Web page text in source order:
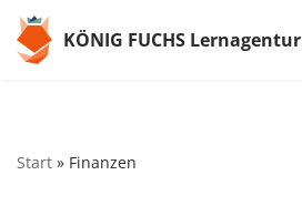
Zum
KÖNIG FUCHS Lernagentur
Start » Finanzen